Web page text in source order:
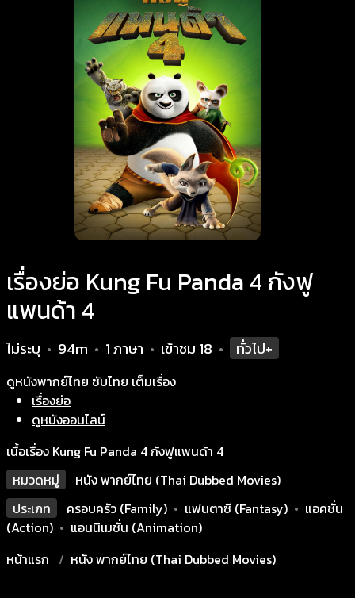
เรื่องย่อ Kung Fu Panda 4 กังฟู
แพนด้า 4
ไม่ระบุ • 94m • 1 ภาษา • เข้าชม 18 • ทั่วไป+
ดูหนังพากย์ไทย ซับไทย เต็มเรื่อง
เรื่องย่อ
ดูหนังออนไลน์
เนื้อเรื่อง Kung Fu Panda 4 กังฟูแพนด้า 4
หมวดหมู่
หนัง พากย์ไทย (Thai Dubbed Movies)
ประเภท
ครอบครัว (Family) • แฟนตาซี (Fantasy) • แอคชั่น
(Action) • แอนนิเมชั่น (Animation)
หน้าแรก
หนัง พากย์ไทย (Thai Dubbed Movies)